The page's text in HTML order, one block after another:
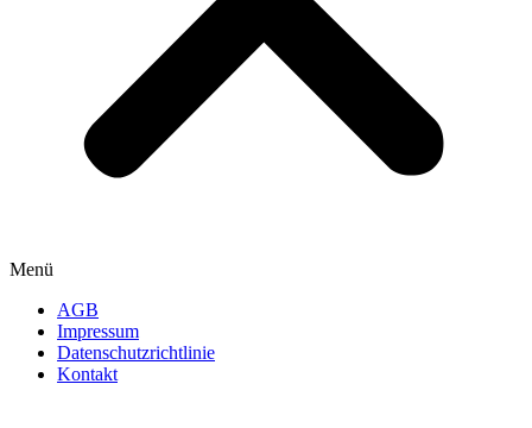
Menü
AGB
Impressum
Datenschutzrichtlinie
Kontakt